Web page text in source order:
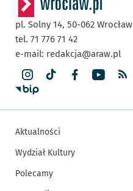
pl. Solny 14, 50-062 Wrocław
tel. 71 776 71 42
e-mail: redakcja@araw.pl
Aktualności
Wydział Kultury
Polecamy